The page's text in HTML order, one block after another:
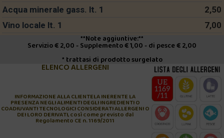
Acqua minerale gass. lt. 1
2,50
Vino locale lt. 1
7,00
**Note aggiuntive:**
Servizio € 2,00 - Supplemento € 1,00 - di pesce € 2,00
* trattasi di prodotto surgelato
ELENCO ALLERGENI
INFORMAZIONE ALLA CLIENTELA INERENTE LA
PRESENZA NEGLI ALIMENTI DEGLI INGREDIENTI O
COADIUVANTI TECNOLOGICI CONSIDERATI ALLERGENI O
DEI LORO DERIVATI, così come previsto dal
Regolamento CE n. 1169/2011